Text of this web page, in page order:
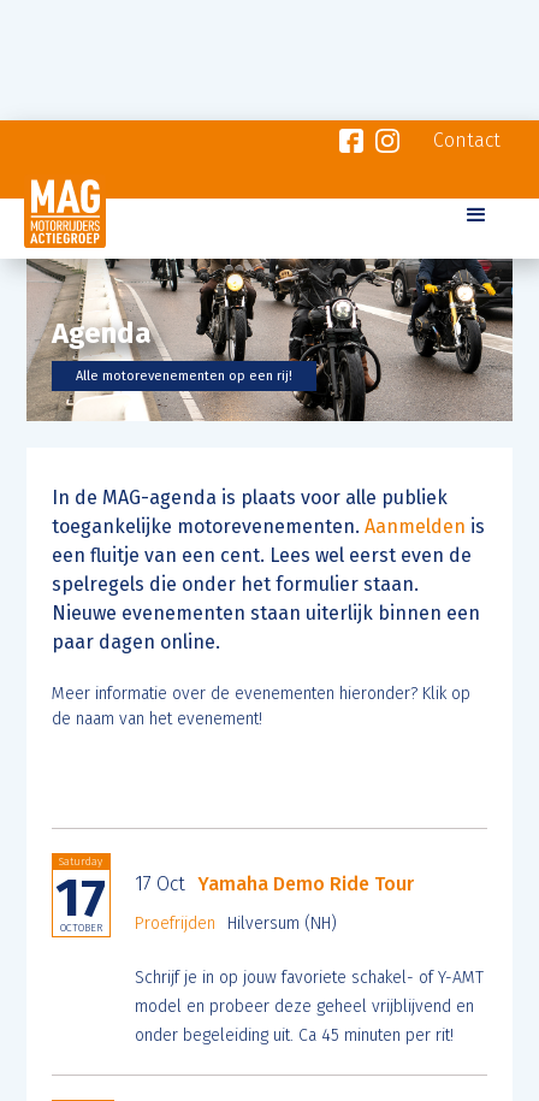
Contact
Agenda
Alle motorevenementen op een rij!
In de MAG-agenda is plaats voor alle publiek
toegankelijke motorevenementen. Aanmelden is
een fluitje van een cent. Lees wel eerst even de
spelregels die onder het formulier staan.
Nieuwe evenementen staan uiterlijk binnen een
paar dagen online.
Meer informatie over de evenementen hieronder? Klik op
de naam van het evenement!
Saturday
17
OCTOBER
17 Oct Yamaha Demo Ride Tour
Proefrijden Hilversum (NH)
Schrijf je in op jouw favoriete schakel- of Y-AMT
model en probeer deze geheel vrijblijvend en
onder begeleiding uit. Ca 45 minuten per rit!